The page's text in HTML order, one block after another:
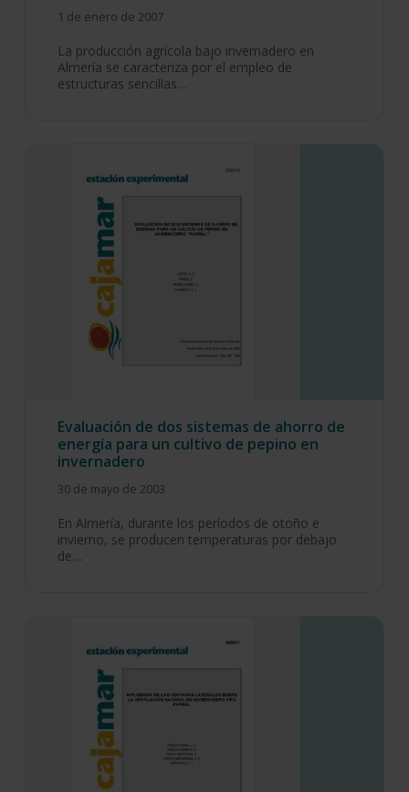
1 de enero de 2007
La producción agrícola bajo invernadero en
Almería se caracteriza por el empleo de
estructuras sencillas…
Evaluación de dos sistemas de ahorro de
energía para un cultivo de pepino en
invernadero
30 de mayo de 2003
En Almería, durante los períodos de otoño e
invierno, se producen temperaturas por debajo
de…